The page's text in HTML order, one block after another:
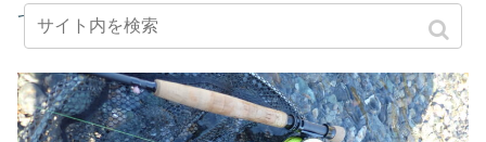
ていくとやはりこの場所も活性があがっていて連発！！